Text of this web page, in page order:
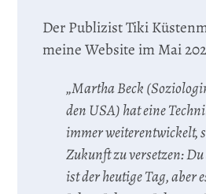
Der Publizist Tiki
meine Website im Mai
„Martha Beck
den USA) hat eine
immer weiterentwickelt,
Zukunft zu versetzen:
ist der heutige Tag, aber